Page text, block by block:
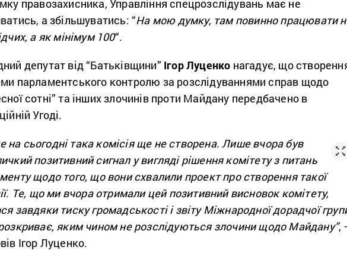
правозахисника, Управління спецрозслідувань має не
а збільшуватись: “На мою думку, там повинно працювати
а як мінімум 100“.
депутат від “Батьківщини” Ігор Луценко нагадує, що
парламентського контролю за розслідуваннями справ щодо
сотні” та інших злочинів проти Майдану передбачено в
Угоді.
на сьогодні така комісія ще не створена. Лише вчора був
позитивний сигнал у вигляді рішення комітету з питань
щодо того, що вони схвалили проект про створення такої
Те, що ми вчора отримали цей позитивний висновок комітету,
завдяки тиску громадськості і звіту Міжнародної дорадчої
яким чином не розслідуються злочини щодо Майдану”,
Ігор Луценко.